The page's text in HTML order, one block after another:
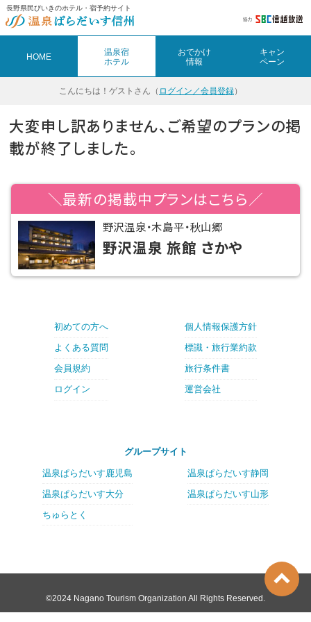
長野県民びいきのホテル・宿予約サイト
HOME
温泉宿
ホテル
おでかけ
情報
キャン
ペーン
こんにちは！ ゲストさん（ ログイン／会員登録）
大変申し訳ありません、ご希望のプランの掲
載が終了しました。
＼最新の掲載中プランはこちら／
野沢温泉・木島平・秋山郷
野沢温泉 旅館 さかや
初めての方へ
よくある質問
会員規約
ログイン
個人情報保護方針
標識・旅行業約款
旅行条件書
運営会社
グループサイト
温泉ぱらだいす鹿児島
温泉ぱらだいす大分
ちゅらとく
温泉ぱらだいす静岡
温泉ぱらだいす山形
©2024 Nagano Tourism Organization All Rights Reserved.